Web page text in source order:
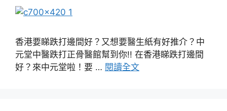
香港要睇跌打邊間好？又想要醫生紙有好推介？中
元堂中醫跌打正骨醫館幫到你!! 在香港睇跌打邊間
好？來中元堂啦！要 … 閱讀全文